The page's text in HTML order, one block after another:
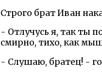
Строго брат Иван
- Отлучусь я, так ты
смирно, тихо, как
- Слушаю, братец! -